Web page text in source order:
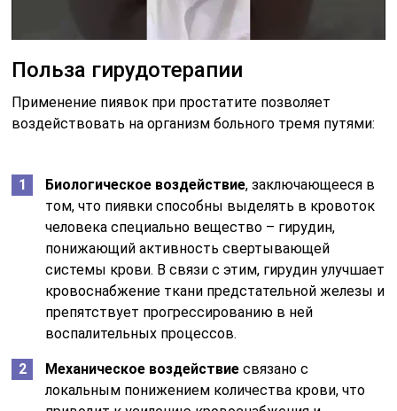
Польза гирудотерапии
Применение пиявок при простатите позволяет
воздействовать на организм больного тремя путями:
Биологическое воздействие, заключающееся в
том, что пиявки способны выделять в кровоток
человека специально вещество – гирудин,
понижающий активность свертывающей
системы крови. В связи с этим, гирудин улучшает
кровоснабжение ткани предстательной железы и
препятствует прогрессированию в ней
воспалительных процессов.
Механическое воздействие связано с
локальным понижением количества крови, что